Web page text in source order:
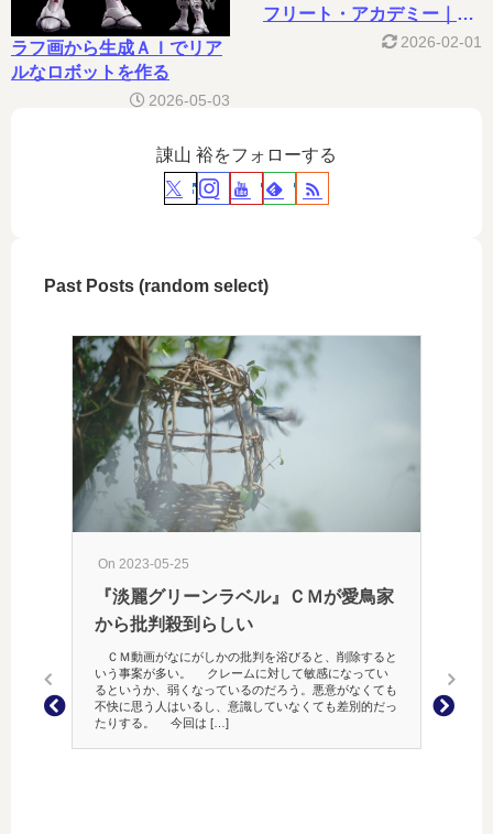
ラフ画から生成ＡＩでリア
ルなロボットを作る
2026-05-03
フリート・アカデミー｜
2026-02-01
諌山 裕をフォローする
Past Posts (random select)
On 2023-05-25
『淡麗グリーンラベル』ＣＭが愛鳥家
から批判殺到らしい
ＣＭ動画がなにがしかの批判を浴びると、削除すると
いう事案が多い。 クレームに対して敏感になってい
るというか、弱くなっているのだろう。悪意がなくても
不快に思う人はいるし、意識していなくても差別的だっ
たりする。 今回は […]
存在実
聞 幻